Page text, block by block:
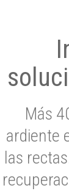
Más
ardiente
las